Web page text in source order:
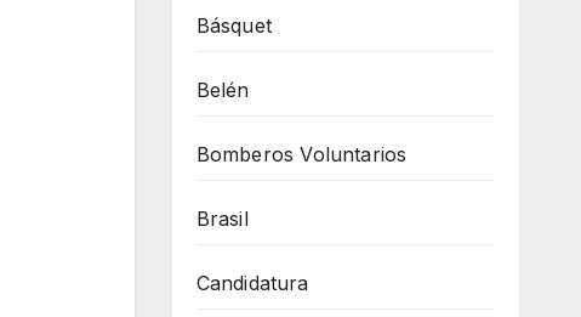
Básquet
Belén
Bomberos Voluntarios
Brasil
Candidatura